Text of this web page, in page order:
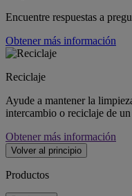
Encuentre respuestas a
Obtener más información
Reciclaje
Ayude a mantener la
intercambio o reciclaje de
Obtener más información
Volver al principio
Productos